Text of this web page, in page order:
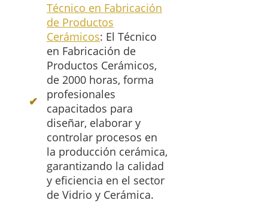
Técnico en Fabricación
de Productos
Cerámicos: El Técnico
en Fabricación de
Productos Cerámicos,
de 2000 horas, forma
profesionales
capacitados para
diseñar, elaborar y
controlar procesos en
la producción cerámica,
garantizando la calidad
y eficiencia en el sector
de Vidrio y Cerámica.